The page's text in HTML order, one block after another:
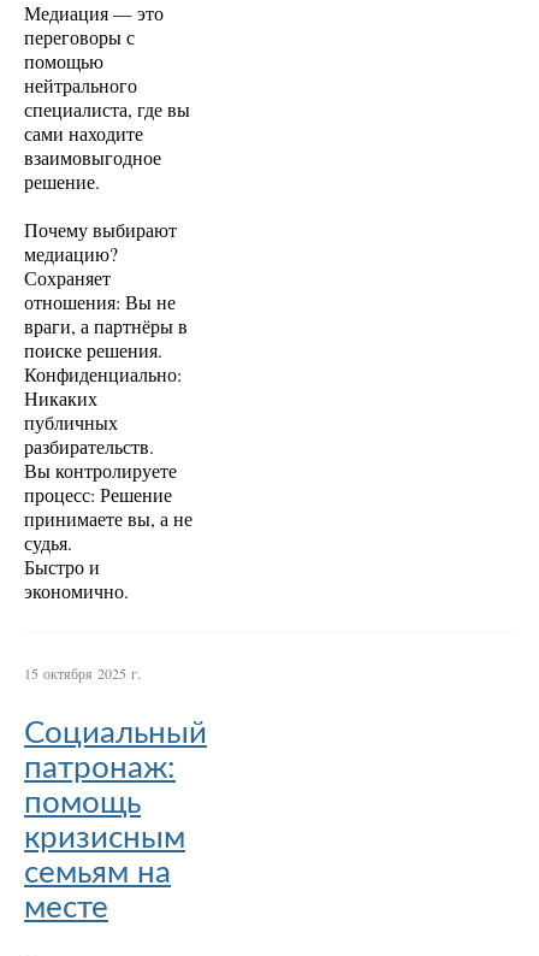
Медиация — это
переговоры с
помощью
нейтрального
специалиста, где вы
сами находите
взаимовыгодное
решение.
Почему выбирают
медиацию?
Сохраняет
отношения: Вы не
враги, а партнёры в
поиске решения.
Конфиденциально:
Никаких
публичных
разбирательств.
Вы контролируете
процесс: Решение
принимаете вы, а не
судья.
Быстро и
экономично.
15 октября 2025 г.
Социальный
патронаж:
помощь
кризисным
семьям на
месте